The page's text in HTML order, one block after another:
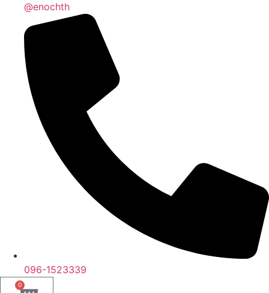
@enochth
096-1523339
0